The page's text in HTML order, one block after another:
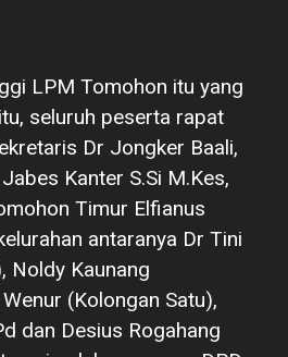
LPM Tomohon itu yang
seluruh peserta rapat
Dr Jongker Baali,
Kanter S.Si M.Kes,
Timur Elfianus
antaranya Dr Tini
Noldy Kaunang
(Kolongan Satu),
dan Desius Rogahang